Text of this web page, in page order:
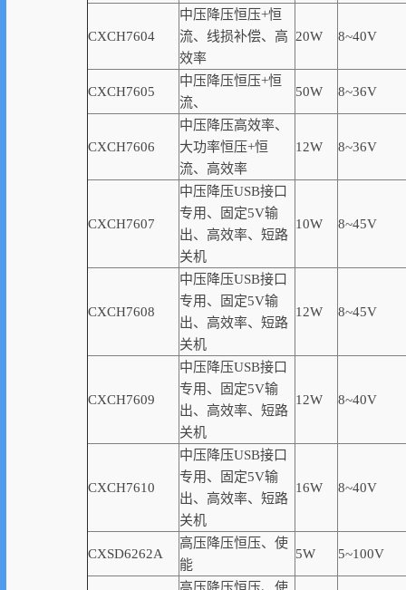
CXCH7604
中压降压恒压+恒
流、线损补偿、高
效率
20W 8~40V
CXCH7605
中压降压恒压+恒
流、
50W 8~36V
CXCH7606
中压降压高效率、
大功率恒压+恒
流、高效率
12W 8~36V
CXCH7607
中压降压USB接口
专用、固定5V输
出、高效率、短路
关机
10W 8~45V
CXCH7608
中压降压USB接口
专用、固定5V输
出、高效率、短路
关机
12W 8~45V
CXCH7609
中压降压USB接口
专用、固定5V输
出、高效率、短路
关机
12W 8~40V
CXCH7610
中压降压USB接口
专用、固定5V输
出、高效率、短路
关机
16W 8~40V
CXSD6262A
高压降压恒压、使
能
5W 5~100V